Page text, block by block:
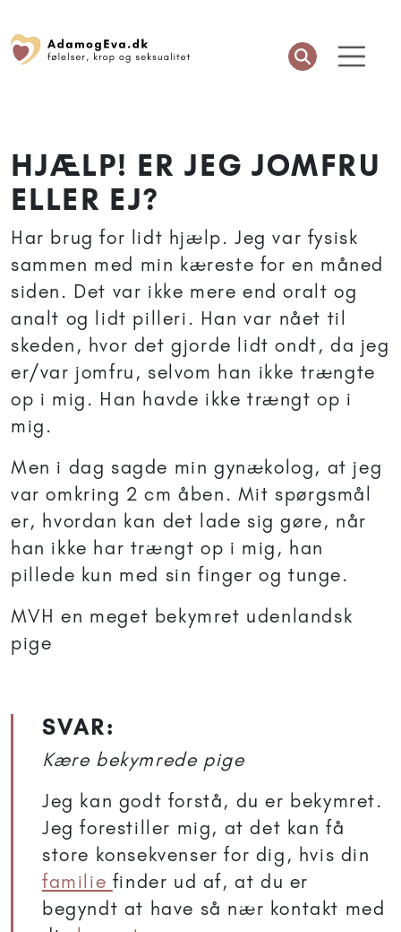
HJÆLP! ER JEG JOMFRU
ELLER EJ?
Har brug for lidt hjælp. Jeg var fysisk
sammen med min kæreste for en måned
siden. Det var ikke mere end oralt og
analt og lidt pilleri. Han var nået til
skeden, hvor det gjorde lidt ondt, da jeg
er/var jomfru, selvom han ikke trængte
op i mig. Han havde ikke trængt op i
mig.
Men i dag sagde min gynækolog, at jeg
var omkring 2 cm åben. Mit spørgsmål
er, hvordan kan det lade sig gøre, når
han ikke har trængt op i mig, han
pillede kun med sin finger og tunge.
MVH en meget bekymret udenlandsk
pige
SVAR:
Kære bekymrede pige
Jeg kan godt forstå, du er bekymret.
Jeg forestiller mig, at det kan få
store konsekvenser for dig, hvis din
familie finder ud af, at du er
begyndt at have så nær kontakt med